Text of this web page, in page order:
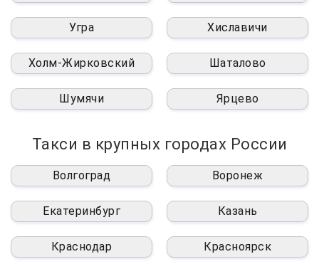
Угра Хиславичи
Холм-Жирковский Шаталово
Шумячи Ярцево
Такси в крупных городах России
Волгоград Воронеж
Екатеринбург Казань
Краснодар Красноярск